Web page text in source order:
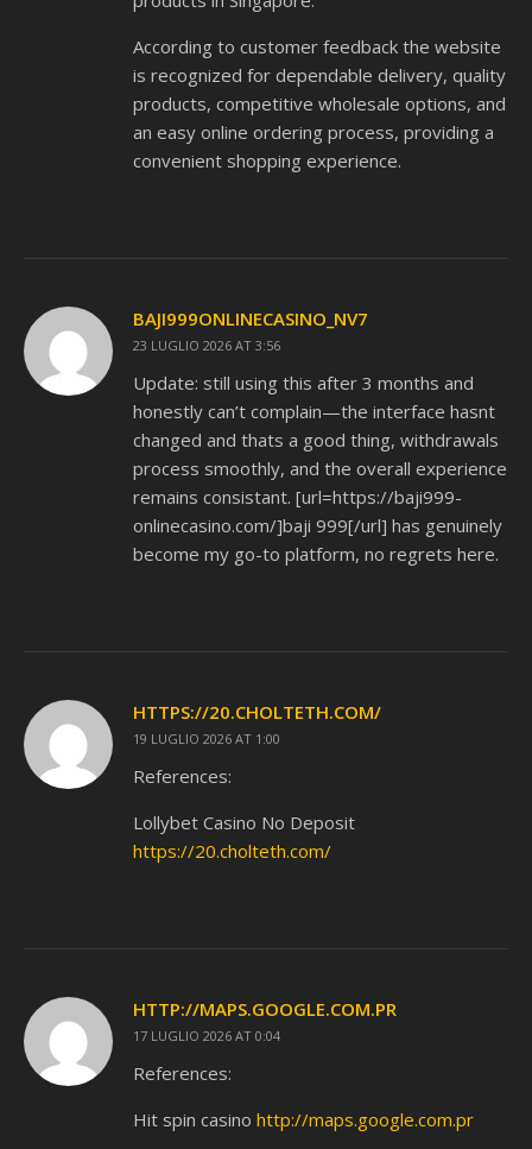
According to customer feedback the website
is recognized for dependable delivery, quality
products, competitive wholesale options, and
an easy online ordering process, providing a
convenient shopping experience.
BAJI999ONLINECASINO_NV7
23 LUGLIO 2026 AT 3:56
Update: still using this after 3 months and
honestly can’t complain—the interface hasnt
changed and thats a good thing, withdrawals
process smoothly, and the overall experience
remains consistant. [url=https://baji999-
onlinecasino.com/]baji 999[/url] has genuinely
become my go-to platform, no regrets here.
HTTPS://20.CHOLTETH.COM/
19 LUGLIO 2026 AT 1:00
References:
Lollybet Casino No Deposit
https://20.cholteth.com/
HTTP://MAPS.GOOGLE.COM.PR
17 LUGLIO 2026 AT 0:04
References:
Hit spin casino http://maps.google.com.pr